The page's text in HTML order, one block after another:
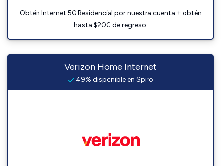
Obtén Internet 5G Residencial por nuestra cuenta + obtén
hasta $200 de regreso.
Verizon Home Internet
49% disponible en Spiro